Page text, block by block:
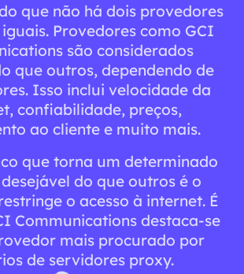
que não há dois provedores
Provedores como GCI
são considerados
que outros, dependendo de
Isso inclui velocidade da
confiabilidade, preços,
ao cliente e muito mais.
que torna um determinado
do que outros é o
o acesso à internet. É
Communications destaca-se
mais procurado por
de servidores proxy.